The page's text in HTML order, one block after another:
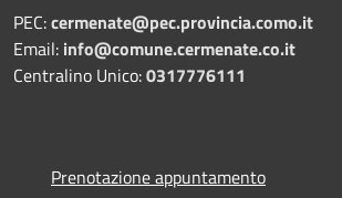
PEC:cermenate@pec.provincia.como.it
Email: info@comune.cermenate.co.it
Centralino Unico:0317776111
Prenotazione appuntamento